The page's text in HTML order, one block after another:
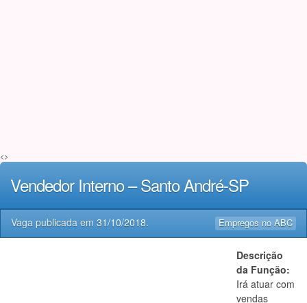
<>
Vendedor Interno – Santo André-SP
Empregos no ABC
Vaga publicada em 31/10/2018.
Descrição
da Função:
Irá atuar com
vendas